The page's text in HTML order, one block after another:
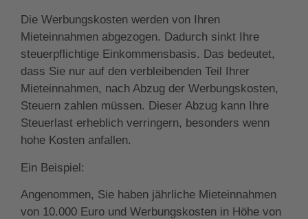
Die Werbungskosten werden von Ihren
Mieteinnahmen abgezogen. Dadurch sinkt Ihre
steuerpflichtige Einkommensbasis. Das bedeutet,
dass Sie nur auf den verbleibenden Teil Ihrer
Mieteinnahmen, nach Abzug der Werbungskosten,
Steuern zahlen müssen. Dieser Abzug kann Ihre
Steuerlast erheblich verringern, besonders wenn
hohe Kosten anfallen.
Ein Beispiel:
Angenommen, Sie haben jährliche Mieteinnahmen
von 10.000 Euro und Werbungskosten in Höhe von